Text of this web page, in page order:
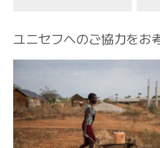
ユニセフへのご協力をお